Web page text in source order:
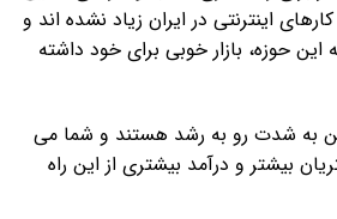
اینترنتی در ایران زیاد نشده اند و
این حوزه، بازار خوبی برای خود داشته
به شدت رو به رشد هستند و شما می
بیشتر و درآمد بیشتری از این راه